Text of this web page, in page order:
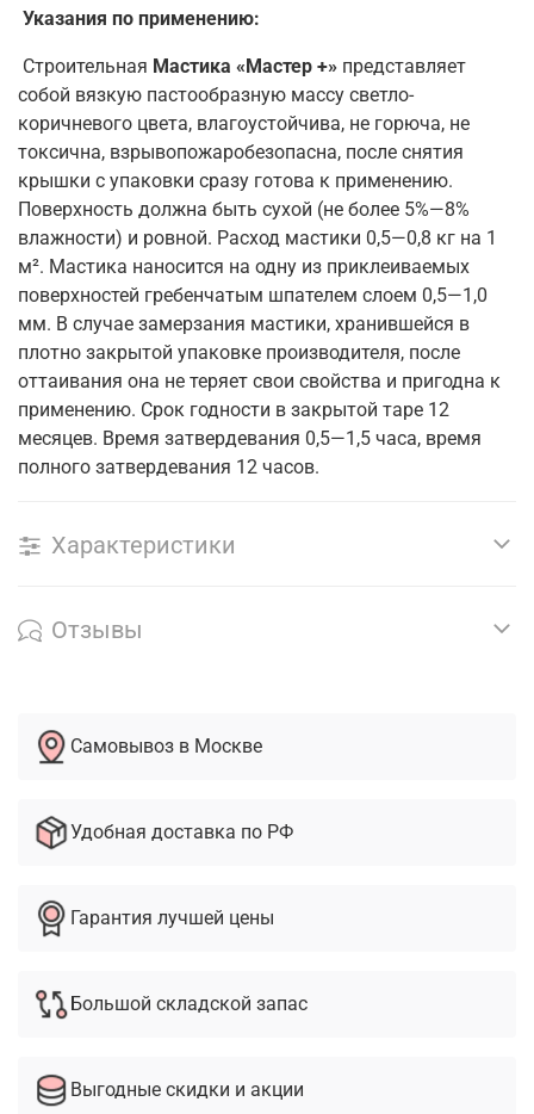
Указания по применению:
Строительная Мастика «Мастер +» представляет
собой вязкую пастообразную массу светло-
коричневого цвета, влагоустойчива, не горюча, не
токсична, взрывопожаробезопасна, после снятия
крышки с упаковки сразу готова к применению.
Поверхность должна быть сухой (не более 5%—8%
влажности) и ровной. Расход мастики 0,5—0,8 кг на 1
м². Мастика наносится на одну из приклеиваемых
поверхностей гребенчатым шпателем слоем 0,5—1,0
мм. В случае замерзания мастики, хранившейся в
плотно закрытой упаковке производителя, после
оттаивания она не теряет свои свойства и пригодна к
применению. Срок годности в закрытой таре 12
месяцев. Время затвердевания 0,5—1,5 часа, время
полного затвердевания 12 часов.
Характеристики
Отзывы
Самовывоз в Москве
Удобная доставка по РФ
Гарантия лучшей цены
Большой складской запас
Выгодные скидки и акции